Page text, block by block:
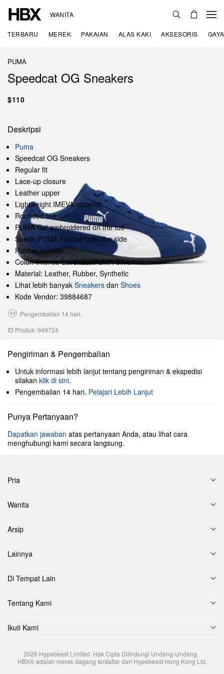
WANITA
TERBARU MEREK PAKAIAN ALAS KAKI AKSESORIS
PUMA
Speedcat OG Sneakers
$110
Deskripsi
Puma
Speedcat OG Sneakers
Regular fit
Lace-up closure
Leather upper
Lightweight IMEVA material
Rounded toe
PUMA Cat embroidered on the toe
Suede PUMA Formstrip on the side
Rubber outsole
Color: Intense Lavender-PUMA Silver
Material: Leather, Rubber, Synthetic
Lihat lebih banyak Sneakers dan Shoes
Kode Vendor: 39884687
Pengembalian 14 hari.
ID Produk: 949724
Pengiriman & Pengembalian
Untuk informasi lebih lanjut tentang pengiriman & ekspedisi
silakan klik di sini.
Pengembalian 14 hari. Pelajari Lebih Lanjut
Punya Pertanyaan?
Dapatkan jawaban atas pertanyaan Anda, atau lihat cara
menghubungi kami secara langsung.
Pria
Wanita
Arsip
Lainnya
Di Tempat Lain
Tentang Kami
Ikuti Kami
2026 Hypebeast Limited. Hak Cipta Dilindungi Undang-Undang.
HBX® adalah merek dagang terdaftar dari Hypebeast Hong Kong Ltd.